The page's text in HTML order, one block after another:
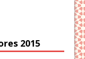
2015